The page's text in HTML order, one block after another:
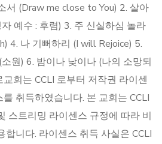
서 (Draw me close to You) 2. 살아
예수 : 후렴) 3. 주 신실하심 놀라
4. 나 기뻐하리 (I will Rejoice) 5.
원) 6. 밤이나 낮이나 (나의 소망되
회는 CCLI 로부터 저작권 라이센
취득하였습니다. 본 교회는 CCLI
스트리밍 라이센스 규정에 따라 비
합니다. 라이센스 취득 사실은 CCLI